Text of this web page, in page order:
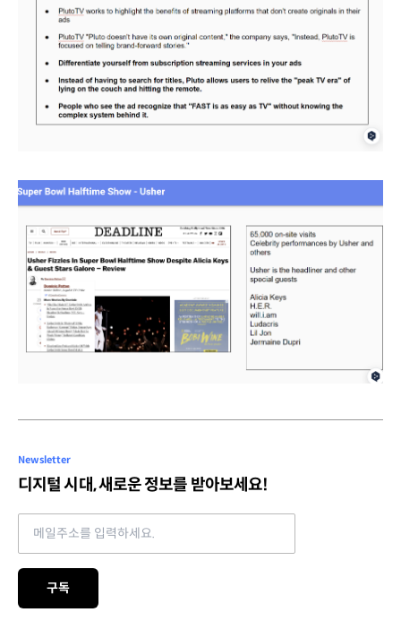
Newsletter
디지털 시대, 새로운 정보를 받아보세요!
Email address
구독